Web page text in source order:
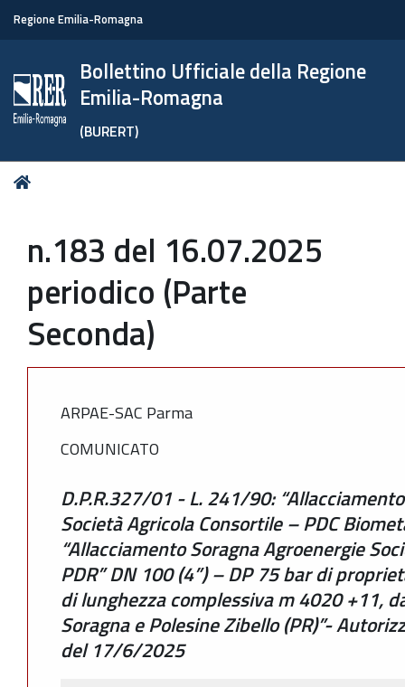
Regione Emilia-Romagna
Bollettino Ufficiale della Regione
Emilia-Romagna
(BURERT)
Tu
n.183 del 16.07.2025
periodico (Parte
Seconda)
ARPAE-SAC Parma
COMUNICATO
D.P.R.327/01 - L. 241/90:
Società Agricola Consortile – PDC
“Allacciamento Soragna Agroenergie
PDR” DN 100 (4”) – DP 75 bar di
di lunghezza complessiva m 4020 +11,
Soragna e Polesine Zibello (PR)”-
del 17/6/2025